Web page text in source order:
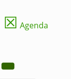
☒ Agenda